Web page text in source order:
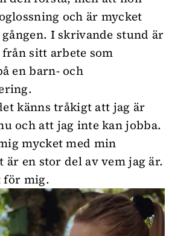
och är mycket
I skrivande stund är
sitt arbete som
en barn- och
känns tråkigt att jag är
och att jag inte kan jobba.
mycket med min
en stor del av vem jag är.
för mig.